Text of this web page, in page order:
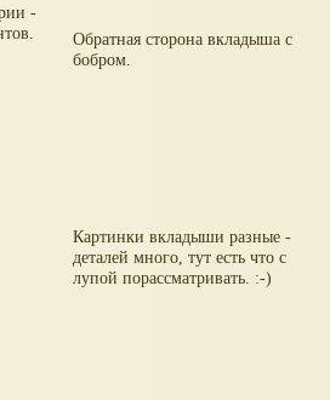
-
Обратная сторона вкладыша с
бобром.
Картинки вкладыши разные -
деталей много, тут есть что с
лупой порассматривать. :-)